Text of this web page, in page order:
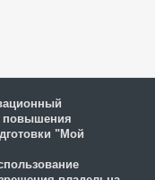
повышения
"Мой